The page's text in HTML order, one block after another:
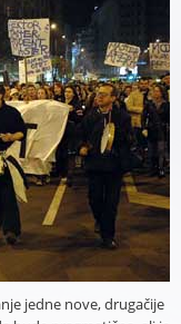
jedne nove, drugačije